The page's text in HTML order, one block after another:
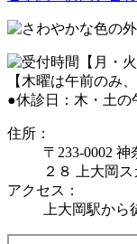
●休診日：木・土の
住所：
〒233-0002
２８ 上大岡
アクセス：
上大岡駅か